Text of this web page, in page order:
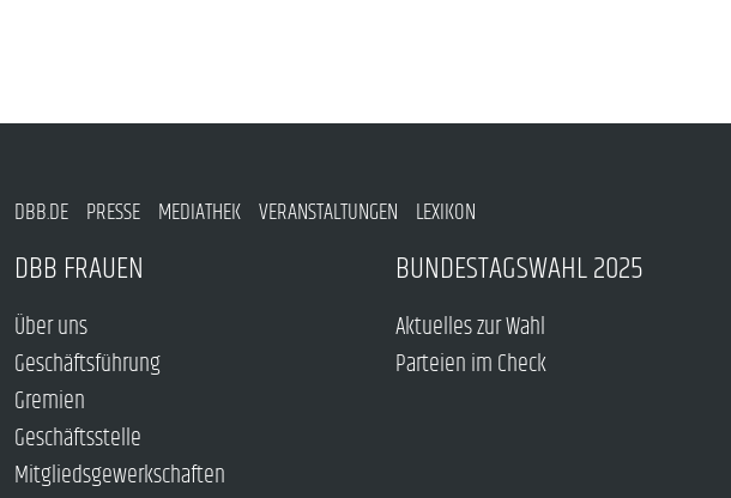
DBB.DE PRESSE MEDIATHEK VERANSTALTUNGEN LEXIKON
DBB FRAUEN
Über uns
Geschäftsführung
Gremien
Geschäftsstelle
Mitgliedsgewerkschaften
BUNDESTAGSWAHL 2025
Aktuelles zur Wahl
Parteien im Check